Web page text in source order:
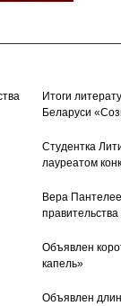
Итоги
Беларуси
Студентка
лауреатом
Вера
Объявлен
капель»
Объявлен